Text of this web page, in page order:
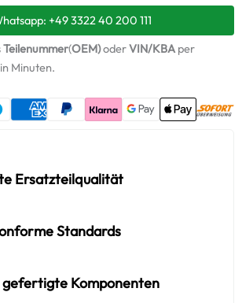
+49 3322 40 200 111
Teilenummer(OEM)oderVIN/KBAper
Minuten.
Ersatzteilqualität
Standards
gefertigte Komponenten